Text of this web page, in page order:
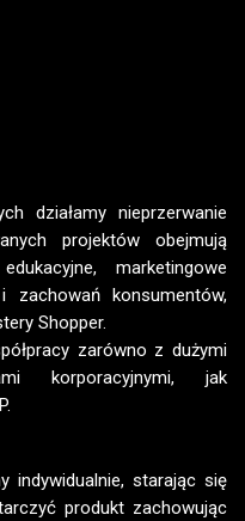
działamy nieprzerwanie
projektów obejmują
marketingowe
konsumentów,
Shopper.
zarówno z dużymi
korporacyjnymi, jak
indywidualnie, starając się
produkt zachowując